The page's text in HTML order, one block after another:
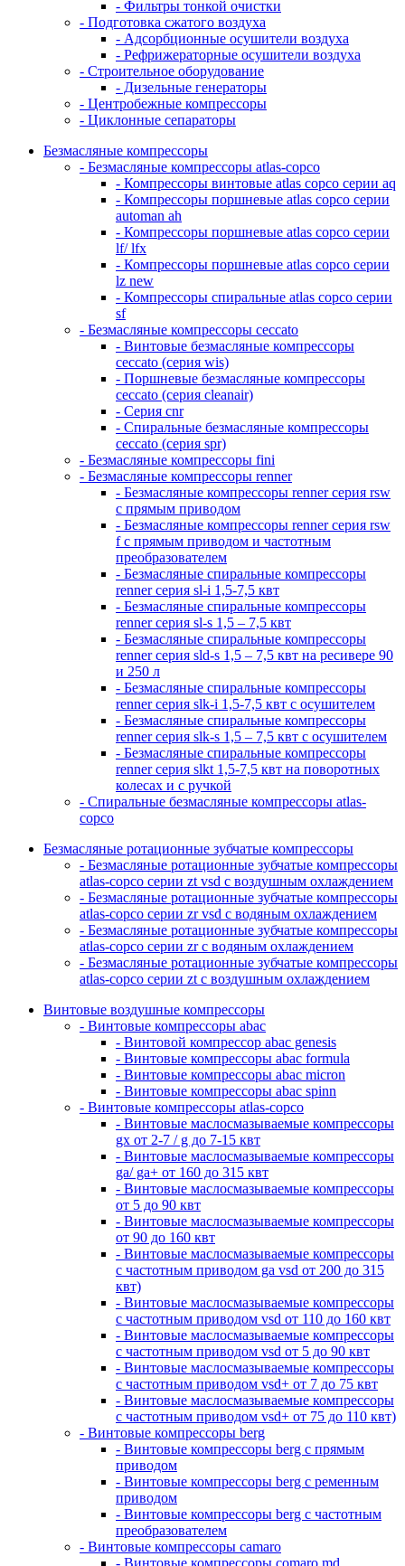
- Фильтры тонкой очистки
- Подготовка сжатого воздуха
- Адсорбционные осушители воздуха
- Рефрижераторные осушители воздуха
- Строительное оборудование
- Дизельные генераторы
- Центробежные компрессоры
- Циклонные сепараторы
Безмасляные компрессоры
- Безмасляные компрессоры atlas-copco
- Компрессоры винтовые atlas copco серии aq
- Компрессоры поршневые atlas copco серии
automan ah
- Компрессоры поршневые atlas copco серии
lf/ lfx
- Компрессоры поршневые atlas copco серии
lz new
- Компрессоры спиральные atlas copco серии
sf
- Безмасляные компрессоры ceccato
- Винтовые безмасляные компрессоры
ceccato (серия wis)
- Поршневые безмасляные компрессоры
ceccato (серия cleanair)
- Серия cnr
- Спиральные безмасляные компрессоры
ceccato (серия spr)
- Безмасляные компрессоры fini
- Безмасляные компрессоры renner
- Безмасляные компрессоры renner серия rsw
с прямым приводом
- Безмасляные компрессоры renner серия rsw
f с прямым приводом и частотным
преобразователем
- Безмасляные спиральные компрессоры
renner серия sl-i 1,5-7,5 квт
- Безмасляные спиральные компрессоры
renner серия sl-s 1,5 – 7,5 квт
- Безмасляные спиральные компрессоры
renner серия sld-s 1,5 – 7,5 квт на ресивере 90
и 250 л
- Безмасляные спиральные компрессоры
renner серия slk-i 1,5-7,5 квт с осушителем
- Безмасляные спиральные компрессоры
renner серия slk-s 1,5 – 7,5 квт с осушителем
- Безмасляные спиральные компрессоры
renner серия slkt 1,5-7,5 квт на поворотных
колесах и с ручкой
- Спиральные безмасляные компрессоры atlas-
copco
Безмасляные ротационные зубчатые компрессоры
- Безмасляные ротационные зубчатые компрессоры
atlas-copco серии zt vsd с воздушным охлаждением
- Безмасляные ротационные зубчатые компрессоры
atlas-copco серии zr vsd с водяным охлаждением
- Безмасляные ротационные зубчатые компрессоры
atlas-copco серии zr с водяным охлаждением
- Безмасляные ротационные зубчатые компрессоры
atlas-copco серии zt с воздушным охлаждением
Винтовые воздушные компрессоры
- Винтовые компрессоры abac
- Винтовой компрессор abac genesis
- Винтовые компрессоры abac formula
- Винтовые компрессоры abac micron
- Винтовые компрессоры abac spinn
- Винтовые компрессоры atlas-copco
- Винтовые маслосмазываемые компрессоры
gx от 2-7 / g до 7-15 квт
- Винтовые маслосмазываемые компрессоры
ga/ ga+ от 160 до 315 квт
- Винтовые маслосмазываемые компрессоры
от 5 до 90 квт
- Винтовые маслосмазываемые компрессоры
от 90 до 160 квт
- Винтовые маслосмазываемые компрессоры
с частотным приводом ga vsd от 200 до 315
квт)
- Винтовые маслосмазываемые компрессоры
с частотным приводом vsd от 110 до 160 квт
- Винтовые маслосмазываемые компрессоры
с частотным приводом vsd от 5 до 90 квт
- Винтовые маслосмазываемые компрессоры
с частотным приводом vsd+ от 7 до 75 квт
- Винтовые маслосмазываемые компрессоры
с частотным приводом vsd+ от 75 до 110 квт)
- Винтовые компрессоры berg
- Винтовые компрессоры berg с прямым
приводом
- Винтовые компрессоры berg с ременным
приводом
- Винтовые компрессоры berg с частотным
преобразователем
- Винтовые компрессоры camaro
- Винтовые компрессоры comaro md